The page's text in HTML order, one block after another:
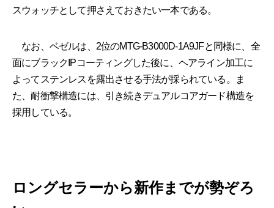
スウォッチとして押さえておきたい一本である。
なお、ベゼルは、2位のMTG-B3000D-1A9JFと同様に、全
面にブラックIPコーティングした後に、ヘアライン加工に
よってステンレスを露出させる手法が採られている。ま
た、耐衝撃構造には、引き続きデュアルコアガード構造を
採用している。
ロングセラーから新作までが勢ぞろ